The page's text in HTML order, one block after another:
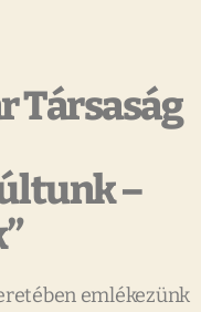
Társaság
–
emlékezünk